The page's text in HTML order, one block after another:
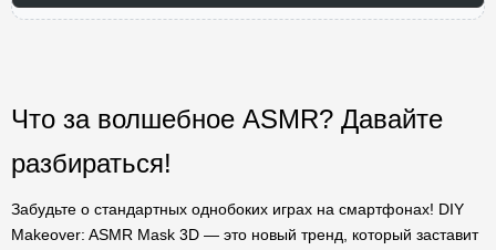
Что за волшебное ASMR? Давайте
разбираться!
Забудьте о стандартных однобоких играх на смартфонах! DIY
Makeover: ASMR Mask 3D — это новый тренд, который заставит